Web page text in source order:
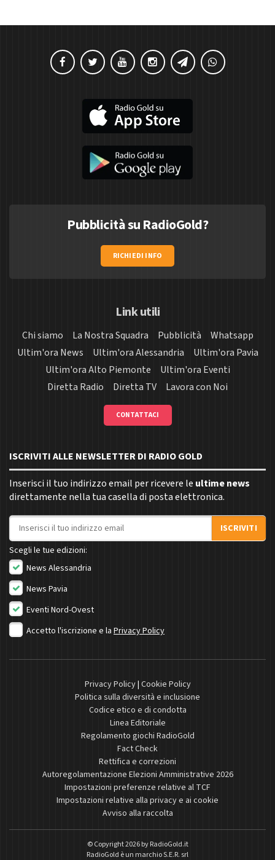
Pubblicità su RadioGold?
RICHIEDI INFO
Link utili
Chi siamo La Nostra Squadra Pubblicità
Whatsapp
Ultim'ora News
Ultim'ora Alessandria
Ultim'ora Pavia
Ultim'ora Alto Piemonte
Ultim'ora Eventi
Diretta Radio
Diretta TV Lavora con Noi
CONTATTACI
ISCRIVITI ALLE NEWSLETTER DI RADIO GOLD
Inserisci il tuo indirizzo email per ricevere le ultime news
direttamente nella tua casella di posta elettronica.
Indirizzo email
ISCRIVITI
Scegli le tue edizioni:
News Alessandria
News Pavia
Eventi Nord-Ovest
Accetto l'iscrizione e la Privacy Policy
Privacy Policy| Cookie Policy
Politica sulla diversità e inclusione
Codice etico e di condotta
Linea Editoriale
Regolamento giochi RadioGold
Fact Check
Rettifica e correzioni
Autoregolamentazione Elezioni Amministrative 2026
Impostazioni preferenze relative al TCF
Impostazioni relative alla privacy e ai cookie
Avviso alla raccolta
© Copyright 2026 byRadioGold.it
RadioGold è un marchio S.E.R. srl